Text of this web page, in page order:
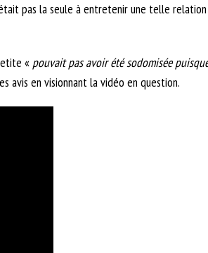
pas la seule à entretenir une telle
« pouvait pas avoir été sodomisée
avis en visionnant la vidéo en question.